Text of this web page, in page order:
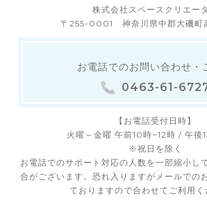
株式会社スペースクリエー
〒255-0001 神奈川県中郡大磯町
お電話でのお問い合わせ・
0463-61-
【お電話受付日時】
火曜～金曜 午前10時~12時 / 午後
※祝日を除く
お電話でのサポート対応の人数を一部縮小し
合がございます。恐れ入りますがメールでの
ておりますので合わせてご利用く